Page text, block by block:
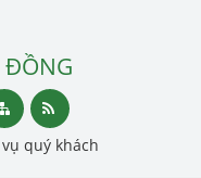
ĐỒNG
quý khách